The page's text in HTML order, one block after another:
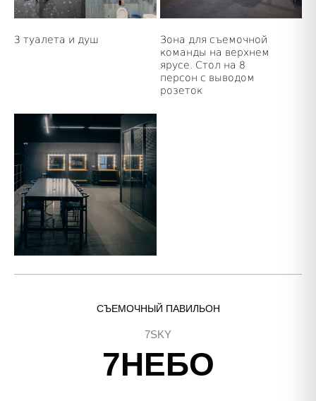
3 туалета и душ
Зона для съемочной
команды на верхнем
ярусе. Стол на 8
персон с выводом
розеток
СЪЕМОЧНЫЙ ПАВИЛЬОН
7SKY
7НЕБО